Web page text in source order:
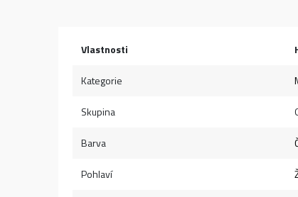
Vlastnosti
Kategorie
Skupina
Barva
Pohlaví